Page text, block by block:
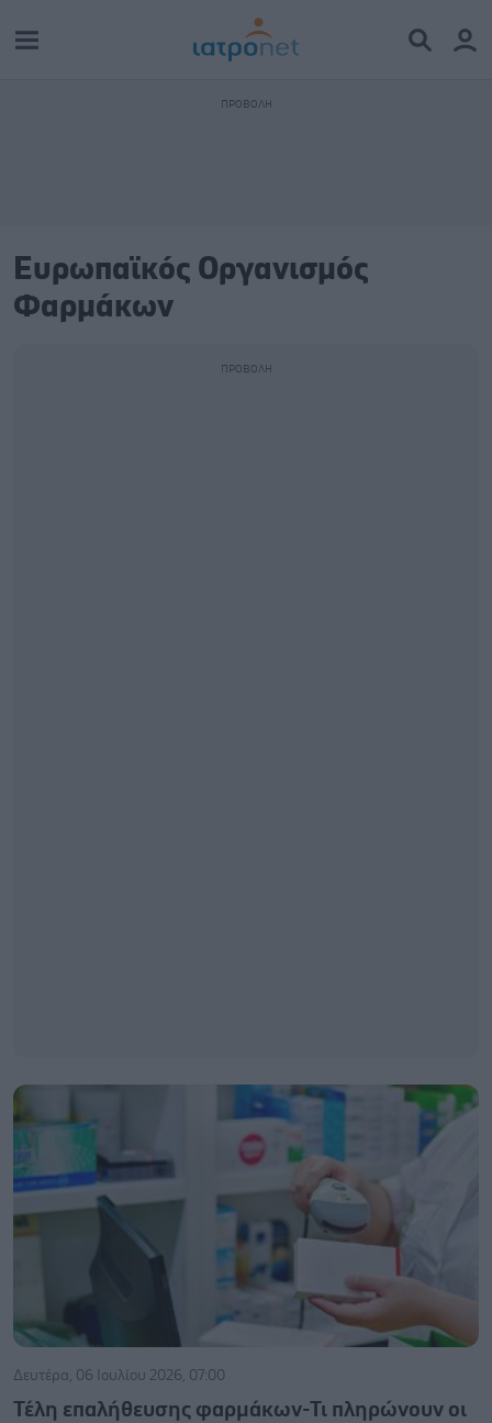
Ευρωπαϊκός Οργανισμός
Φαρμάκων
Δευτέρα, 06 Ιουλίου 2026, 07:00
Τέλη επαλήθευσης φαρμάκων-Τι πληρώνουν οι